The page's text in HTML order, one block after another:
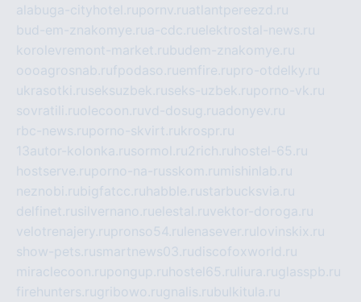
alabuga-cityhotel.rupornv.ruatlantpereezd.ru
bud-em-znakomye.rua-cdc.ruelektrostal-news.ru
korolevremont-market.rubudem-znakomye.ru
oooagrosnab.rufpodaso.ruemfire.rupro-otdelky.ru
ukrasotki.ruseksuzbek.ruseks-uzbek.ruporno-vk.ru
sovratili.ruolecoon.ruvd-dosug.ruadonyev.ru
rbc-news.ruporno-skvirt.rukrospr.ru
13autor-kolonka.rusormol.ru2rich.ru hostel-65.ru
hostserve.ruporno-na-russkom.ru mishinlab.ru
neznobi.rubigfatcc.ru habble.rustarbucksvia.ru
delfinet.rusilvernano.ruelestal.ruvektor-doroga.ru
velotrenajery.rupronso54.ru lenasever.ru lovinskix.ru
show-pets.rusmartnews03.rudiscofoxworld.ru
miraclecoon.rupongup.ru hostel65.ru liura.ruglasspb.ru
firehunters.rugribowo.rugnalis.rubulkitula.ru